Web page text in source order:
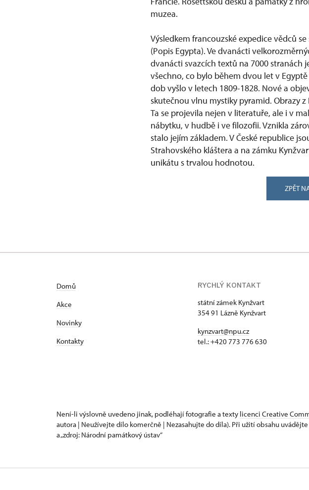
muzea.
Výsledkem francouzské expedice vědců
(Popis Egypta). Ve dvanácti
dvanácti svazcích textů na 7000 stranách
všechno, co bylo během dvou let v
dob vyšlo v letech 1809-1828. Nové a
skutečnou vlnu mystiky pyramid. Obrazy
Ta se projevila nejen v literatuře, ale i v
nábytku, v hudbě i ve filozofii. Vznikla
stalo jejím základem. V České republice
Strahovského kláštera a na zámku
unikátu s trvalou hodnotou.
ZPĚT
Domů
Akce
Novinky
Kontakty
RYCHLÝ KONTAKT
státní zámek Kynžvart
354 91 Lázně Kynžvart
kynzvart@npu.cz
tel.: +420 773 776 630
Není-li výslovně uvedeno jinak, podléhají fotografie a texty licenci Creative
autora | Neužívejte dílo komerčně | Nezasahujte do díla). Při užití obsahu
a „zdroj: Národní památkový ústav“